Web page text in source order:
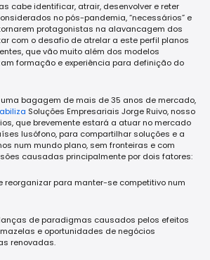
cabe identificar, atrair, desenvolver e reter
no pós-pandemia, “necessários” e
protagonistas na alavancagem dos
com o desafio de atrelar a este perfil planos
que vão muito além dos modelos
formação e experiência para definição do
bagagem de mais de 35 anos de mercado,
Soluções Empresariais Jorge Ruivo, nosso
que brevemente estará a atuar no mercado
lusófono, para compartilhar soluções e a
num mundo plano, sem fronteiras e com
causadas principalmente por dois fatores:
reorganizar para manter-se competitivo num
de paradigmas causados pelos efeitos
e oportunidades de negócios
renovadas.